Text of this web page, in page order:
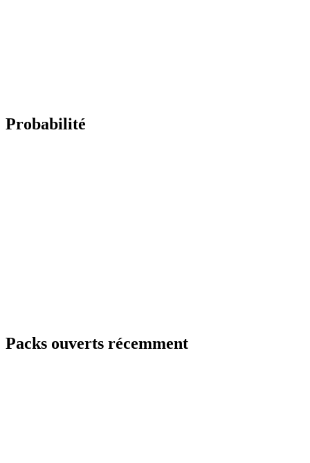
Probabilité
Packs ouverts récemment